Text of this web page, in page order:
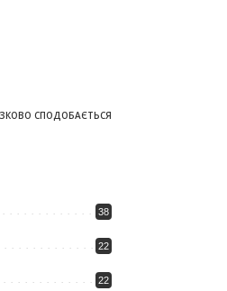
СПОДОБАЄТЬСЯ
38
22
22